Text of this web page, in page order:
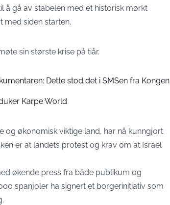
å gå av stabelen med et historisk mørkt
siden starten.
sin største krise på tiår.
Dette stod det i SMSen fra Kongen
Karpe World
og økonomisk viktige land, har nå kunngjort
er at landets protest og krav om at Israel
økende press fra både publikum og
spanjoler ha signert et borgerinitiativ som